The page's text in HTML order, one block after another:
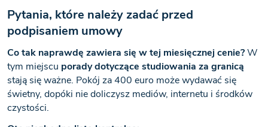
Pytania, które należy zadać przed
podpisaniem umowy
Co tak naprawdę zawiera się w tej miesięcznej cenie?W
tym miejscu porady dotyczące studiowania za granicą
stają się ważne. Pokój za 400 euro może wydawać się
świetny, dopóki nie doliczysz mediów, internetu i środków
czystości.